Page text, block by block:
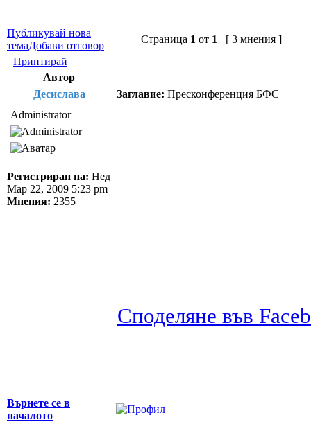
Публикувай нова
темаДобави отговор
Страница 1 от 1
[ 3 мнения ]
Принтирай
Автор
Десислава
Заглавие: Пресконференция БФС
Administrator
Регистриран на: Нед
Мар 22, 2009 5:23 pm
Мнения: 2355
Споделяне във
Върнете се в
началото